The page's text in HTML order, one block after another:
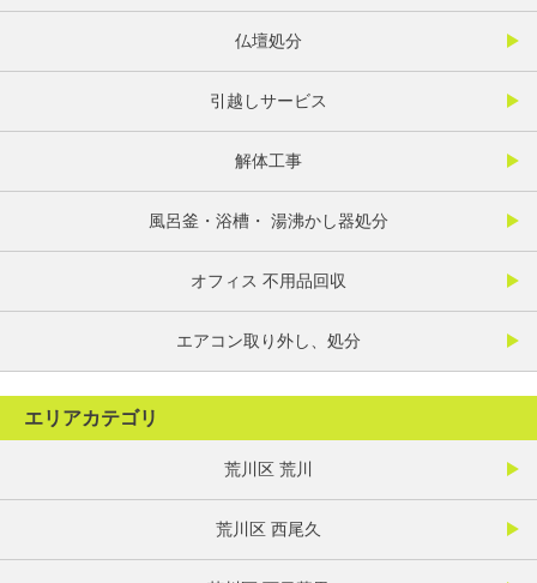
仏壇処分
引越しサービス
解体工事
風呂釜・浴槽・ 湯沸かし器処分
オフィス 不用品回収
エアコン取り外し、処分
エリアカテゴリ
荒川区 荒川
荒川区 西尾久